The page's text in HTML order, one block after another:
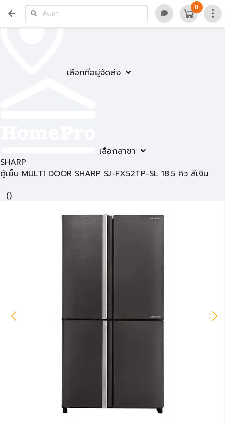
เลือกที่อยู่จัดส่ง
เลือกสาขา
0
SHARP
ตู้เย็น MULTI DOOR SHARP SJ-FX52TP-SL 18.5 คิว สีเงิน
()